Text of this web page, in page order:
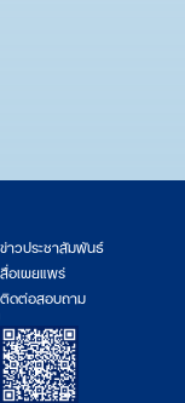
ข่าวประชาสัมพันธ์
สื่อเผยแพร่
ติดต่อสอบถาม